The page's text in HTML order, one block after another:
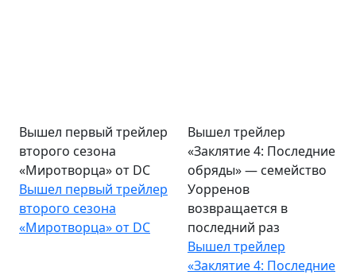
Вышел первый трейлер
второго сезона
«Миротворца» от DC
Вышел первый трейлер
второго сезона
«Миротворца» от DC
Вышел трейлер
«Заклятие 4: Последние
обряды» — семейство
Уорренов
возвращается в
последний раз
Вышел трейлер
«Заклятие 4: Последние